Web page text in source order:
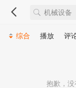
综合 播放 评
抱歉，没